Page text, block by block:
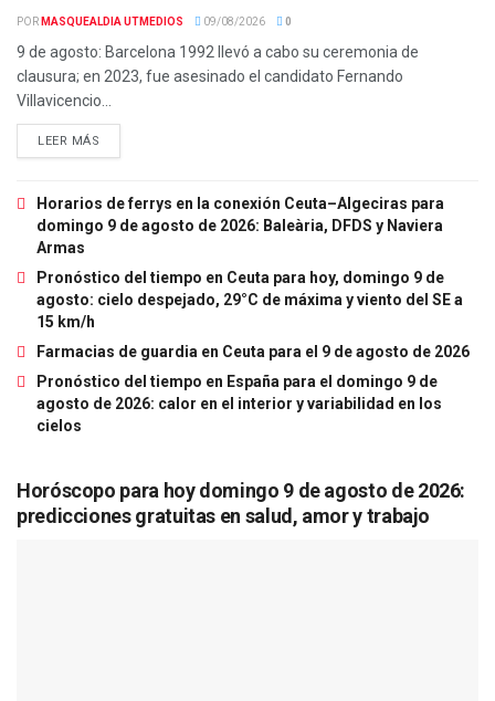
POR MASQUEALDIA UTMEDIOS 09/08/2026 0
9 de agosto: Barcelona 1992 llevó a cabo su ceremonia de
clausura; en 2023, fue asesinado el candidato Fernando
Villavicencio...
LEER MÁS
Horarios de ferrys en la conexión Ceuta–Algeciras para
domingo 9 de agosto de 2026: Baleària, DFDS y Naviera
Armas
Pronóstico del tiempo en Ceuta para hoy, domingo 9 de
agosto: cielo despejado, 29°C de máxima y viento del SE a
15 km/h
Farmacias de guardia en Ceuta para el 9 de agosto de 2026
Pronóstico del tiempo en España para el domingo 9 de
agosto de 2026: calor en el interior y variabilidad en los
cielos
Horóscopo para hoy domingo 9 de agosto de 2026:
predicciones gratuitas en salud, amor y trabajo